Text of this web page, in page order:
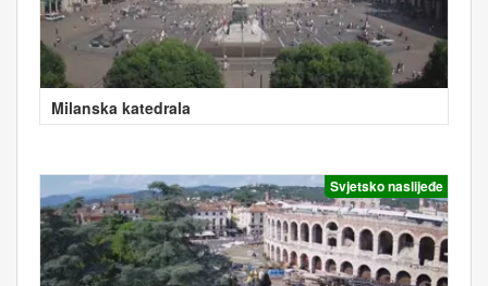
Milanska katedrala
Svjetsko naslijeđe